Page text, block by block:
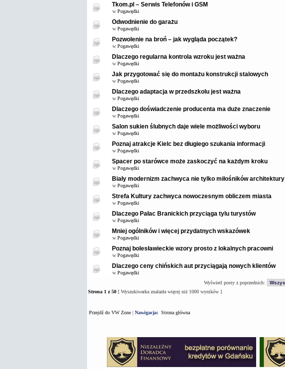
Tkom.pl – Serwis Telefonów i GSM
w Pogawędki
Odwodnienie do garażu
w Pogawędki
Pozwolenie na broń – jak wygląda początek?
w Pogawędki
Dlaczego regularna kontrola wzroku jest ważna
w Pogawędki
Jak przygotować się do montażu konstrukcji stalowych
w Pogawędki
Dlaczego adaptacja w przedszkolu jest ważna
w Pogawędki
Dlaczego doświadczenie producenta ma duże znaczenie
w Pogawędki
Salon sukien ślubnych daje wiele możliwości wyboru
w Pogawędki
Poznaj atrakcje Kielc bez długiego szukania informacji
w Pogawędki
Spacer po starówce może zaskoczyć na każdym kroku
w Pogawędki
Biały modernizm zachwyca nie tylko miłośników architektury
w Pogawędki
Strefa Kultury zachwyca nowoczesnym obliczem miasta
w Pogawędki
Dlaczego Pałac Branickich przyciąga tylu turystów
w Pogawędki
Mniej ogólników i więcej przydatnych wskazówek
w Pogawędki
Poznaj bolesławieckie wzory prosto z lokalnych pracowni
w Pogawędki
Dlaczego ceny chińskich aut przyciągają nowych klientów
w Pogawędki
Wyświetl posty z poprzednich:
Strona 1 z50[ Wyszukiwarka znalazła więcej niż 1000 wyników ]
Przejdź do VW Zone| Nawigacja: Strona główna